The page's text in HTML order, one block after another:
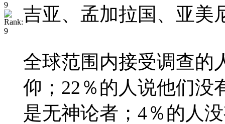
吉亚、孟加拉国、亚美
全球范围内接受调查的
仰；22％的人说他们没
是无神论者；4％的人